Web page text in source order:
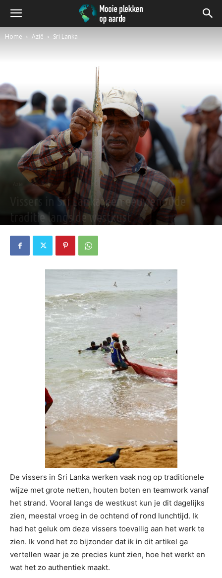
Home Azië Sri Lanka
Sri Lanka
Vissers in Sri Lanka: een eeuwenoude
traditie langs de westkust
De vissers in Sri Lanka werken vaak nog op traditionele
wijze met grote netten, houten boten en teamwork vanaf
het strand. Vooral langs de westkust kun je dit dagelijks
zien, meestal vroeg in de ochtend of rond lunchtijd. Ik
had het geluk om deze vissers toevallig aan het werk te
zien. Ik vond het zo bijzonder dat ik in dit artikel ga
vertellen waar je ze precies kunt zien, hoe het werkt en
wat het zo authentiek maakt.